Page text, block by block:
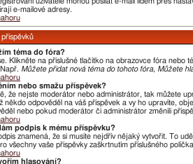
e-mailové adresy.
téma do fóra?
Klikněte na příslušné tlačítko na obrazovce fóra nebo
Můžete přidat nová téma do tohoto fóra, Můžete
nebo smažu příspěvek?
že nejste moderátor nebo administrátor, tak můžete
někdo odpověděl na váš příspěvek a vy ho upravíte,
nebo pokud moderátor či administrátor změnili
podpis k mému příspěvku?
znamená, že si musíte nejdřív nějaký vytvořit. To
všechny vaše příspěvky zaškrtnutím příslušného
hlasování?